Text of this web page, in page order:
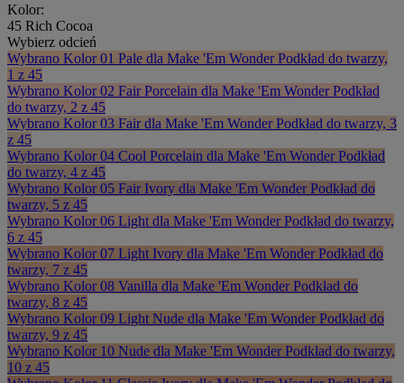
Kolor:
45 Rich Cocoa
Wybierz odcień
Wybrano Kolor 01 Pale dla Make 'Em Wonder Podkład do twarzy,
1 z 45
Wybrano Kolor 02 Fair Porcelain dla Make 'Em Wonder Podkład
do twarzy, 2 z 45
Wybrano Kolor 03 Fair dla Make 'Em Wonder Podkład do twarzy, 3
z 45
Wybrano Kolor 04 Cool Porcelain dla Make 'Em Wonder Podkład
do twarzy, 4 z 45
Wybrano Kolor 05 Fair Ivory dla Make 'Em Wonder Podkład do
twarzy, 5 z 45
Wybrano Kolor 06 Light dla Make 'Em Wonder Podkład do twarzy,
6 z 45
Wybrano Kolor 07 Light Ivory dla Make 'Em Wonder Podkład do
twarzy, 7 z 45
Wybrano Kolor 08 Vanilla dla Make 'Em Wonder Podkład do
twarzy, 8 z 45
Wybrano Kolor 09 Light Nude dla Make 'Em Wonder Podkład do
twarzy, 9 z 45
Wybrano Kolor 10 Nude dla Make 'Em Wonder Podkład do twarzy,
10 z 45